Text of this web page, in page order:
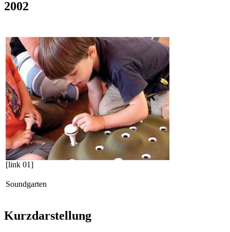
2002
[link 01]
Soundgarten
Kurzdarstellung